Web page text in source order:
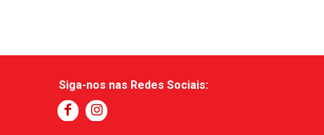
Siga-nos nas Redes Sociais: